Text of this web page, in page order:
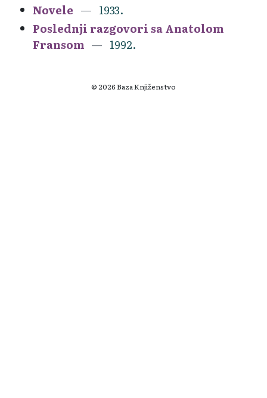
Novele
1933.
Poslednji razgovori sa Anatolom
Fransom
1992.
© 2026 Baza Knjiženstvo